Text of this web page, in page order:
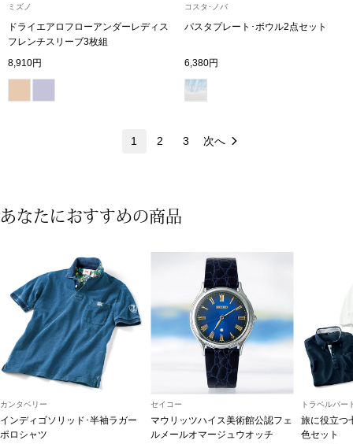
和装
和装小物
ミズノ
ドライエアロフローアンダーレディス
フレンチスリーブ3枚組
8,910円
コスタ･ノバ
パスタプレート･ボウル2点セット
6,380円
1 2 3 次へ
あなたにおすすめの商品
カンタベリー
インディゴソリッド･半袖ラガー
ポロシャツ
セイコー
マウリッツハイス美術館公認フェ
ルメールオマージュウオッチ
トラベルパー
旅に役立つ
色セット